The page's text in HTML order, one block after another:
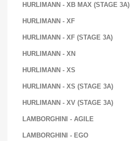
HURLIMANN - XB MAX (STAGE 3A)
HURLIMANN - XF
HURLIMANN - XF (STAGE 3A)
HURLIMANN - XN
HURLIMANN - XS
HURLIMANN - XS (STAGE 3A)
HURLIMANN - XV (STAGE 3A)
LAMBORGHINI - AGILE
LAMBORGHINI - EGO